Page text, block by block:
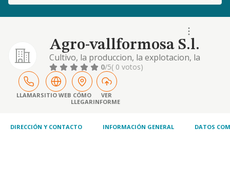
Agro-vallformosa S.l.
Cultivo, la produccion, la explotacion, la
elaboracion y la comercializacion de toda
clase de productos agricolas y
hortofruticolas. la explotacion en comun de
las tierras de su propiedad, asi como que
tengan los socios, etc
0/5( 0 votos)
LLAMARSITIO WEB CÓMO
LLEGAR
VER
INFORME
DIRECCIÓN Y CONTACTO INFORMACIÓN GENERAL DATOS